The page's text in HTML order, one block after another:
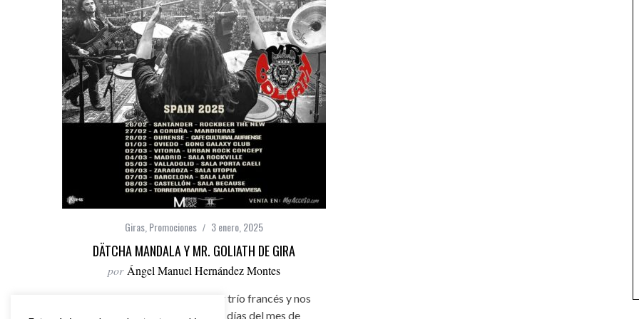
Giras Promociones 3 enero, 2025
DÄTCHA MANDALA Y MR. GOLIATH DE GIRA
por Ángel Manuel Hernández Montes
Dätcha Mandala son un power trío francés y nos
visitarán durante los últimos días del mes de